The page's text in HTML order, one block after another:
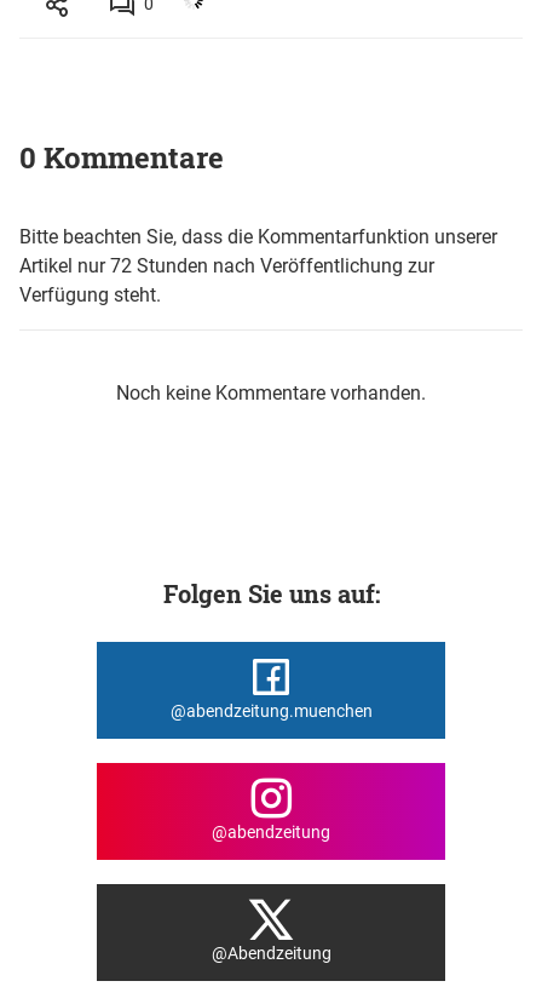
0 Kommentare
Bitte beachten Sie, dass die Kommentarfunktion unserer
Artikel nur 72 Stunden nach Veröffentlichung zur
Verfügung steht.
Noch keine Kommentare vorhanden.
Folgen Sie uns auf:
@abendzeitung.muenchen
@abendzeitung
@Abendzeitung